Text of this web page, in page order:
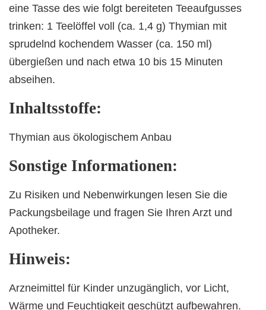
eine Tasse des wie folgt bereiteten Teeaufgusses
trinken: 1 Teelöffel voll (ca. 1,4 g) Thymian mit
sprudelnd kochendem Wasser (ca. 150 ml)
übergießen und nach etwa 10 bis 15 Minuten
abseihen.
Inhaltsstoffe:
Thymian aus ökologischem Anbau
Sonstige Informationen:
Zu Risiken und Nebenwirkungen lesen Sie die
Packungsbeilage und fragen Sie Ihren Arzt und
Apotheker.
Hinweis:
Arzneimittel für Kinder unzugänglich, vor Licht,
Wärme und Feuchtigkeit geschützt aufbewahren.